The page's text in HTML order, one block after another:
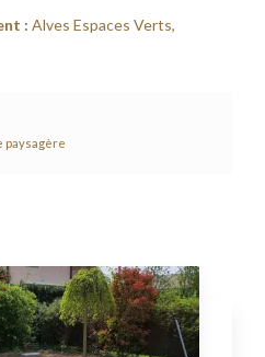
: Alves Espaces Verts,
paysagère